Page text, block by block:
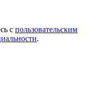
с пользовательским
.